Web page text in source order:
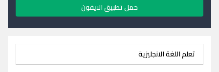
حمل تطبيق الايفون
تعلم اللغة الانجليزية